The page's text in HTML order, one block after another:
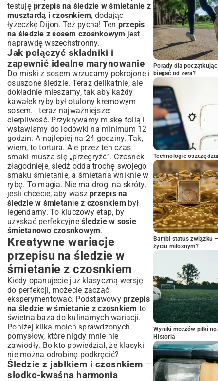
testuję przepis na śledzie w śmietanie z
musztardą i czosnkiem, dodając
łyżeczkę Dijon. Też pycha! Ten przepis
na śledzie z sosem czosnkowym jest
naprawdę wszechstronny.
Jak połączyć składniki i
zapewnić idealne marynowanie
Do miski z sosem wrzucamy pokrojone i
osuszone śledzie. Teraz delikatnie, ale
dokładnie mieszamy, tak aby każdy
kawałek ryby był otulony kremowym
sosem. I teraz najważniejsze:
cierpliwość. Przykrywamy miskę folią i
wstawiamy do lodówki na minimum 12
godzin. A najlepiej na 24 godziny. Tak,
wiem, to tortura. Ale przez ten czas
smaki muszą się „przegryźć”. Czosnek
złagodnieje, śledź odda trochę swojego
smaku śmietanie, a śmietana wniknie w
rybę. To magia. Nie ma drogi na skróty,
jeśli chcecie, aby wasz przepis na
śledzie w śmietanie z czosnkiem był
legendarny. To kluczowy etap, by
uzyskać perfekcyjne śledzie w sosie
śmietanowo czosnkowym.
Kreatywne wariacje
przepisu na śledzie w
śmietanie z czosnkiem
Kiedy opanujecie już klasyczną wersję
do perfekcji, możecie zacząć
eksperymentować. Podstawowy przepis
na śledzie w śmietanie z czosnkiem to
świetna baza do kulinarnych wariacji.
Poniżej kilka moich sprawdzonych
pomysłów, które nigdy mnie nie
zawiodły. Bo kto powiedział, że klasyki
nie można odrobinę podkręcić?
Śledzie z jabłkiem i czosnkiem –
słodko-kwaśna harmonia
Porady dla
biegać od zera?
Technologie
Bambi status związku
życiu miłosnym?
Wyniki meczów piłki
Historia